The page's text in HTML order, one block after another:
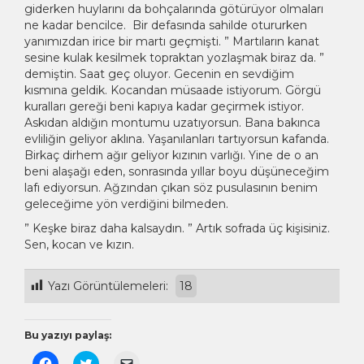
giderken huylarını da bohçalarında götürüyor olmaları
ne kadar bencilce. Bir defasında sahilde otururken
yanımızdan irice bir martı geçmişti. ” Martıların kanat
sesine kulak kesilmek topraktan yozlaşmak biraz da. ”
demiştin. Saat geç oluyor. Gecenin en sevdiğim
kısmına geldik. Kocandan müsaade istiyorum. Görgü
kuralları gereği beni kapıya kadar geçirmek istiyor.
Askıdan aldığın montumu uzatıyorsun. Bana bakınca
evliliğin geliyor aklına. Yaşanılanları tartıyorsun kafanda.
Birkaç dirhem ağır geliyor kızının varlığı. Yine de o an
beni alaşağı eden, sonrasında yıllar boyu düşüneceğim
lafı ediyorsun. Ağzından çıkan söz pusulasının benim
geleceğime yön verdiğini bilmeden.
” Keşke biraz daha kalsaydın. ” Artık sofrada üç kişisiniz.
Sen, kocan ve kızın.
Yazı Görüntülemeleri: 18
Bu yazıyı paylaş: